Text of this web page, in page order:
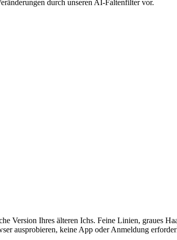
durch unseren AI-Faltenfilter vor.
Version Ihres älteren Ichs. Feine Linien, graues
ausprobieren, keine App oder Anmeldung